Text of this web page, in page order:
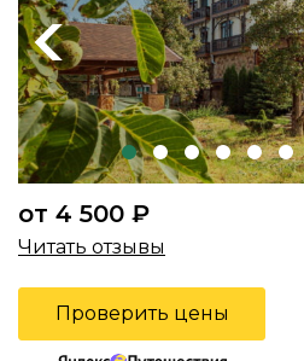
Previous
от 4 500 ₽
Читать отзывы
Проверить цены